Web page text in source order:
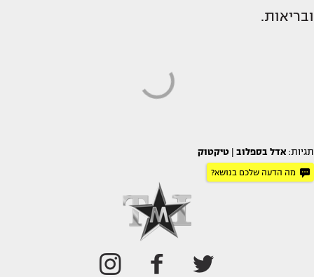
ובריאות.
תגיות: אדל בספלוב טיקטוק
מה הדעה שלכם בנושא?